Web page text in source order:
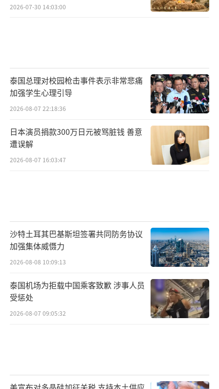
2026-07-30 14:03:00
泰国总理对校园枪击事件表示非常悲痛
加强学生心理引导
2026-08-07 22:18:36
日本演员捐款300万日元被骂脏钱 善意
遭误解
2026-08-07 16:03:47
沙特土耳其巴基斯坦签署共同防务协议
加强集体威慑力
2026-08-08 10:09:13
泰国机场为拒载中国乘客致歉 涉事人员
受惩处
2026-08-07 09:05:32